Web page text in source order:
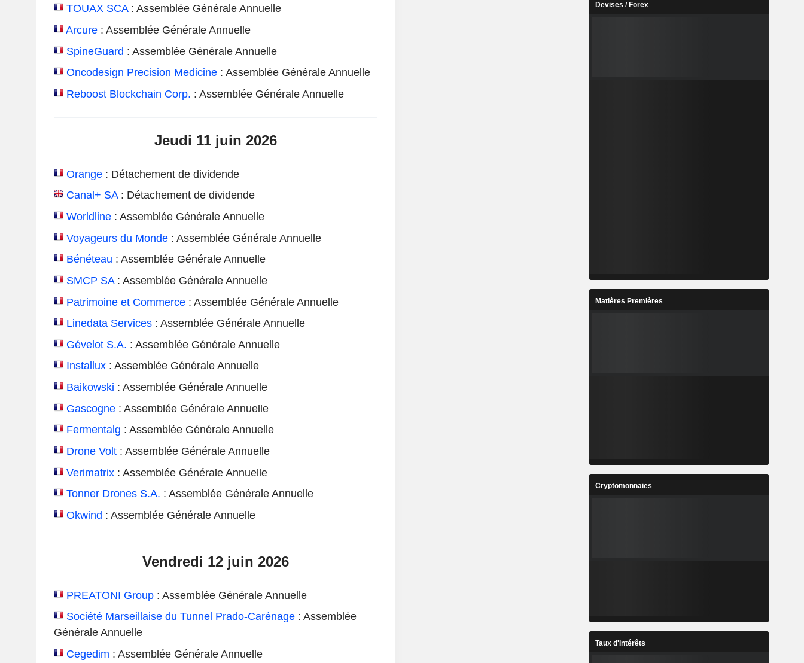
TOUAX SCA: Assemblée Générale Annuelle
Arcure: Assemblée Générale Annuelle
SpineGuard : Assemblée Générale Annuelle
Oncodesign Precision Medicine: Assemblée Générale Annuelle
Reboost Blockchain Corp. : Assemblée Générale Annuelle
Jeudi 11 juin 2026
Orange: Détachement de dividende
Canal+ SA: Détachement de dividende
Worldline: Assemblée Générale Annuelle
Voyageurs du Monde: Assemblée Générale Annuelle
Bénéteau : Assemblée Générale Annuelle
SMCP SA: Assemblée Générale Annuelle
Patrimoine et Commerce: Assemblée Générale Annuelle
Linedata Services: Assemblée Générale Annuelle
Gévelot S.A. : Assemblée Générale Annuelle
Installux: Assemblée Générale Annuelle
Baikowski : Assemblée Générale Annuelle
Gascogne: Assemblée Générale Annuelle
Fermentalg : Assemblée Générale Annuelle
Drone Volt: Assemblée Générale Annuelle
Verimatrix: Assemblée Générale Annuelle
Tonner Drones S.A. : Assemblée Générale Annuelle
Okwind : Assemblée Générale Annuelle
Vendredi 12 juin 2026
PREATONI Group: Assemblée Générale Annuelle
Société Marseillaise du Tunnel Prado-Carénage: Assemblée
Générale Annuelle
Cegedim : Assemblée Générale Annuelle
Devises / Forex
Matières Premières
Cryptomonnaies
Taux d'Intérêts